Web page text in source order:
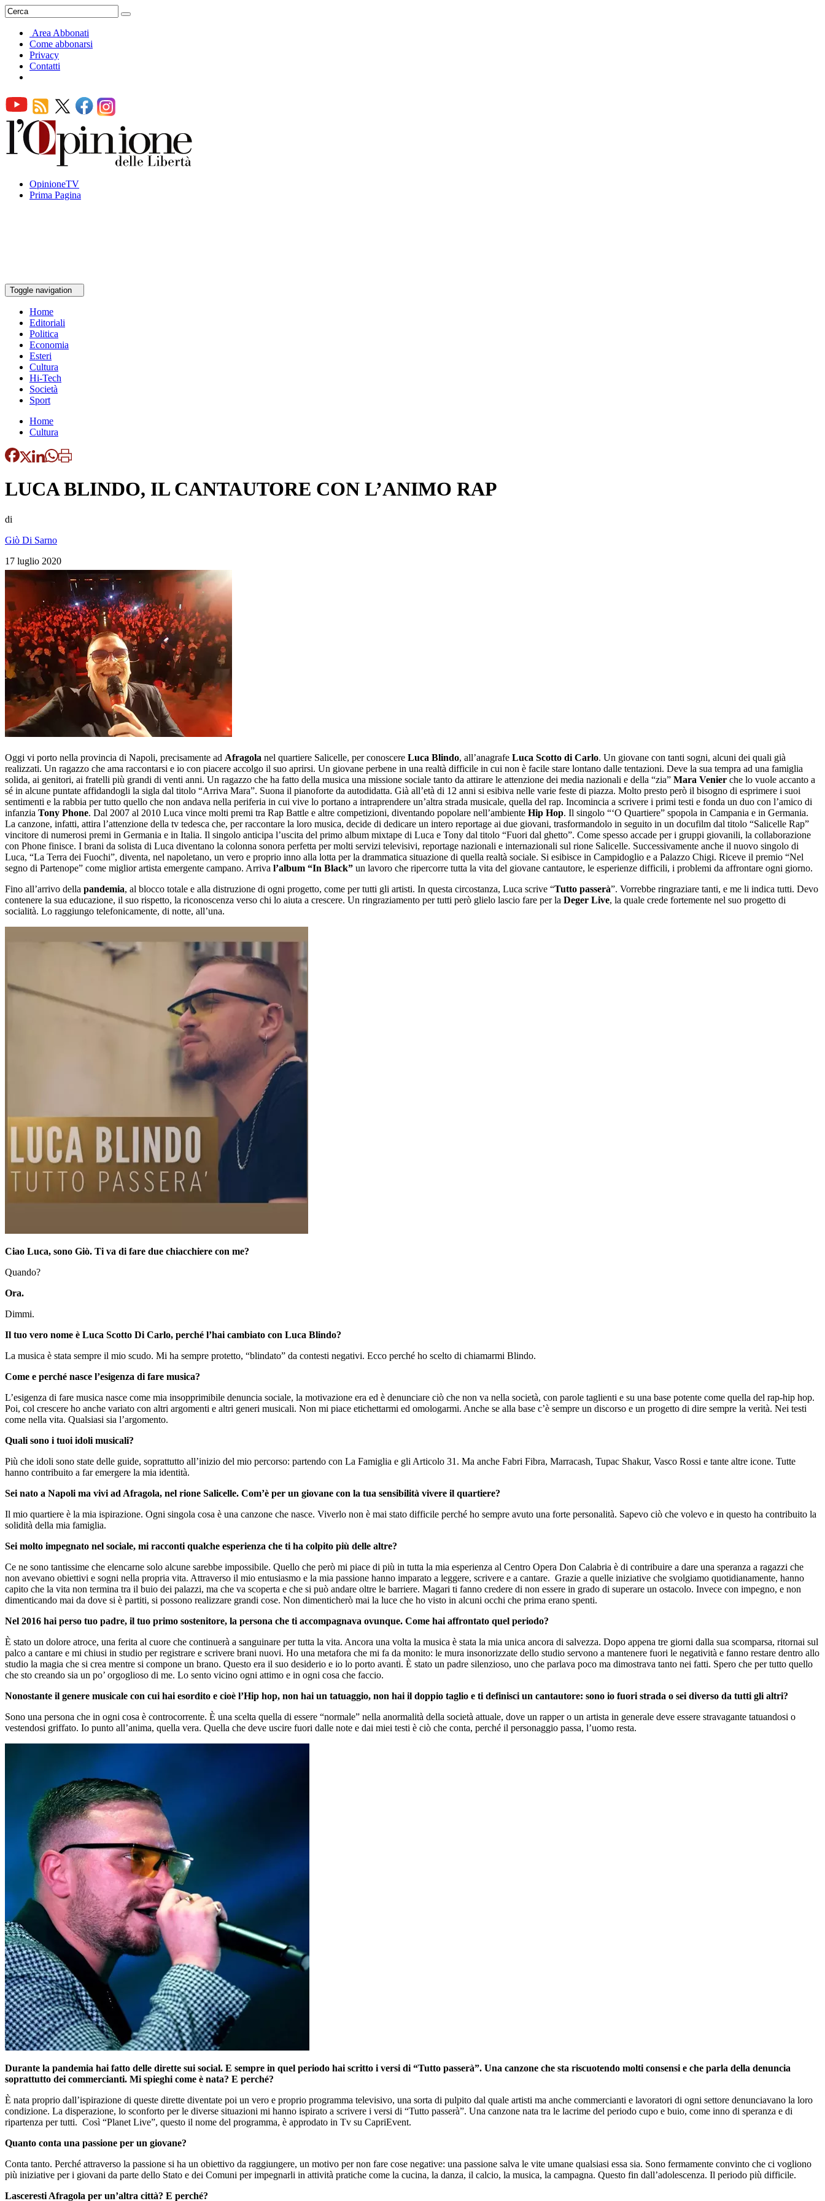
Area Abbonati
Come abbonarsi
Privacy
Contatti
OpinioneTV
Prima Pagina
Toggle navigation
Home
Editoriali
Politica
Economia
Esteri
Cultura
Hi-Tech
Società
Sport
Home
Cultura
LUCA BLINDO, IL CANTAUTORE CON L’ANIMO RAP
di
Giò Di Sarno
17 luglio 2020
Oggi vi porto nella provincia di Napoli, precisamente ad Afragola nel quartiere Salicelle, per conoscere Luca Blindo, all’anagrafe Luca Scotto di Carlo. Un giovane con tanti sogni, alcuni dei quali già
realizzati. Un ragazzo che ama raccontarsi e io con piacere accolgo il suo aprirsi. Un giovane perbene in una realtà difficile in cui non è facile stare lontano dalle tentazioni. Deve la sua tempra ad una famiglia
solida, ai genitori, ai fratelli più grandi di venti anni. Un ragazzo che ha fatto della musica una missione sociale tanto da attirare le attenzione dei media nazionali e della “zia” Mara Venier che lo vuole accanto a
sé in alcune puntate affidandogli la sigla dal titolo “Arriva Mara”. Suona il pianoforte da autodidatta. Già all’età di 12 anni si esibiva nelle varie feste di piazza. Molto presto però il bisogno di esprimere i suoi
sentimenti e la rabbia per tutto quello che non andava nella periferia in cui vive lo portano a intraprendere un’altra strada musicale, quella del rap. Incomincia a scrivere i primi testi e fonda un duo con l’amico di
infanzia Tony Phone. Dal 2007 al 2010 Luca vince molti premi tra Rap Battle e altre competizioni, diventando popolare nell’ambiente Hip Hop. Il singolo “‘O Quartiere” spopola in Campania e in Germania.
La canzone, infatti, attira l’attenzione della tv tedesca che, per raccontare la loro musica, decide di dedicare un intero reportage ai due giovani, trasformandolo in seguito in un docufilm dal titolo “Salicelle Rap”
vincitore di numerosi premi in Germania e in Italia. Il singolo anticipa l’uscita del primo album mixtape di Luca e Tony dal titolo “Fuori dal ghetto”. Come spesso accade per i gruppi giovanili, la collaborazione
con Phone finisce. I brani da solista di Luca diventano la colonna sonora perfetta per molti servizi televisivi, reportage nazionali e internazionali sul rione Salicelle. Successivamente anche il nuovo singolo di
Luca, “La Terra dei Fuochi”, diventa, nel napoletano, un vero e proprio inno alla lotta per la drammatica situazione di quella realtà sociale. Si esibisce in Campidoglio e a Palazzo Chigi. Riceve il premio “Nel
segno di Partenope” come miglior artista emergente campano. Arriva l’album “In Black” un lavoro che ripercorre tutta la vita del giovane cantautore, le esperienze difficili, i problemi da affrontare ogni giorno.
Fino all’arrivo della pandemia, al blocco totale e alla distruzione di ogni progetto, come per tutti gli artisti. In questa circostanza, Luca scrive “Tutto passerà”. Vorrebbe ringraziare tanti, e me li indica tutti. Devo
contenere la sua educazione, il suo rispetto, la riconoscenza verso chi lo aiuta a crescere. Un ringraziamento per tutti però glielo lascio fare per la Deger Live, la quale crede fortemente nel suo progetto di
socialità. Lo raggiungo telefonicamente, di notte, all’una.
Ciao Luca, sono Giò. Ti va di fare due chiacchiere con me?
Quando?
Ora.
Dimmi.
Il tuo vero nome è Luca Scotto Di Carlo, perché l’hai cambiato con Luca Blindo?
La musica è stata sempre il mio scudo. Mi ha sempre protetto, “blindato” da contesti negativi. Ecco perché ho scelto di chiamarmi Blindo.
Come e perché nasce l’esigenza di fare musica?
L’esigenza di fare musica nasce come mia insopprimibile denuncia sociale, la motivazione era ed è denunciare ciò che non va nella società, con parole taglienti e su una base potente come quella del rap-hip hop.
Poi, col crescere ho anche variato con altri argomenti e altri generi musicali. Non mi piace etichettarmi ed omologarmi. Anche se alla base c’è sempre un discorso e un progetto di dire sempre la verità. Nei testi
come nella vita. Qualsiasi sia l’argomento.
Quali sono i tuoi idoli musicali?
Più che idoli sono state delle guide, soprattutto all’inizio del mio percorso: partendo con La Famiglia e gli Articolo 31. Ma anche Fabri Fibra, Marracash, Tupac Shakur, Vasco Rossi e tante altre icone. Tutte
hanno contribuito a far emergere la mia identità.
Sei nato a Napoli ma vivi ad Afragola, nel rione Salicelle. Com’è per un giovane con la tua sensibilità vivere il quartiere?
Il mio quartiere è la mia ispirazione. Ogni singola cosa è una canzone che nasce. Viverlo non è mai stato difficile perché ho sempre avuto una forte personalità. Sapevo ciò che volevo e in questo ha contribuito la
solidità della mia famiglia.
Sei molto impegnato nel sociale, mi racconti qualche esperienza che ti ha colpito più delle altre?
Ce ne sono tantissime che elencarne solo alcune sarebbe impossibile. Quello che però mi piace di più in tutta la mia esperienza al Centro Opera Don Calabria è di contribuire a dare una speranza a ragazzi che
non avevano obiettivi e sogni nella propria vita. Attraverso il mio entusiasmo e la mia passione hanno imparato a leggere, scrivere e a cantare. Grazie a quelle iniziative che svolgiamo quotidianamente, hanno
capito che la vita non termina tra il buio dei palazzi, ma che va scoperta e che si può andare oltre le barriere. Magari ti fanno credere di non essere in grado di superare un ostacolo. Invece con impegno, e non
dimenticando mai da dove si è partiti, si possono realizzare grandi cose. Non dimenticherò mai la luce che ho visto in alcuni occhi che prima erano spenti.
Nel 2016 hai perso tuo padre, il tuo primo sostenitore, la persona che ti accompagnava ovunque. Come hai affrontato quel periodo?
È stato un dolore atroce, una ferita al cuore che continuerà a sanguinare per tutta la vita. Ancora una volta la musica è stata la mia unica ancora di salvezza. Dopo appena tre giorni dalla sua scomparsa, ritornai sul
palco a cantare e mi chiusi in studio per registrare e scrivere brani nuovi. Ho una metafora che mi fa da monito: le mura insonorizzate dello studio servono a mantenere fuori le negatività e fanno restare dentro allo
studio la magia che si crea mentre si compone un brano. Questo era il suo desiderio e io lo porto avanti. È stato un padre silenzioso, uno che parlava poco ma dimostrava tanto nei fatti. Spero che per tutto quello
che sto creando sia un po’ orgoglioso di me. Lo sento vicino ogni attimo e in ogni cosa che faccio.
Nonostante il genere musicale con cui hai esordito e cioè l’Hip hop, non hai un tatuaggio, non hai il doppio taglio e ti definisci un cantautore: sono io fuori strada o sei diverso da tutti gli altri?
Sono una persona che in ogni cosa è controcorrente. È una scelta quella di essere “normale” nella anormalità della società attuale, dove un rapper o un artista in generale deve essere stravagante tatuandosi o
vestendosi griffato. Io punto all’anima, quella vera. Quella che deve uscire fuori dalle note e dai miei testi è ciò che conta, perché il personaggio passa, l’uomo resta.
Durante la pandemia hai fatto delle dirette sui social. E sempre in quel periodo hai scritto i versi di “Tutto passerà”. Una canzone che sta riscuotendo molti consensi e che parla della denuncia
soprattutto dei commercianti. Mi spieghi come è nata? E perché?
È nata proprio dall’ispirazione di queste dirette diventate poi un vero e proprio programma televisivo, una sorta di pulpito dal quale artisti ma anche commercianti e lavoratori di ogni settore denunciavano la loro
condizione. La disperazione, lo sconforto per le diverse situazioni mi hanno ispirato a scrivere i versi di “Tutto passerà”. Una canzone nata tra le lacrime del periodo cupo e buio, come inno di speranza e di
ripartenza per tutti. Così “Planet Live”, questo il nome del programma, è approdato in Tv su CapriEvent.
Quanto conta una passione per un giovane?
Conta tanto. Perché attraverso la passione si ha un obiettivo da raggiungere, un motivo per non fare cose negative: una passione salva le vite umane qualsiasi essa sia. Sono fermamente convinto che ci vogliono
più iniziative per i giovani da parte dello Stato e dei Comuni per impegnarli in attività pratiche come la cucina, la danza, il calcio, la musica, la campagna. Questo fin dall’adolescenza. Il periodo più difficile.
Lasceresti Afragola per un’altra città? E perché?